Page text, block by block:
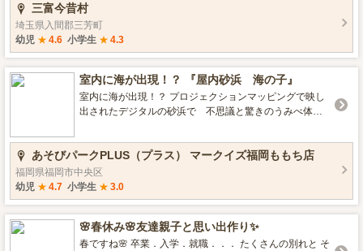
前 9:00～11:25 ②午後 12:30～16:25 ※定員になり次
第、予約受付終了となります。また、別スケジュールに
よる特別運用を行う場合があります。 【注意事項】 ･裸
足や土足は利用できません。レンタルシューズ（無料）
を利用の際は靴下を持ってきてください。 ･すでに利用登
録している人は「クライミングウォール利用者カード」
を持ってきてください。 ･動きやすい服装で利用してくだ
さい。スカートでの利用はできません。 ･ヘルメットを着
い。 http://www.onojo-occm.jp/
てもらうことができます。 自分と自然の様々な接点を覗
く、触れる、動く、想像して学べる体験型の環境教育の
場です。 全部のツリーハウスを探検してみよう！
三富今昔村
埼玉県入間郡三芳町
幼児 ★ 4.6 小学生 ★ 4.3
室内に海が出現！？ 『屋内砂浜 海の子』
室内に海が出現！？ プロジェクションマッピングで映し
出されたデジタルの砂浜で 不思議と驚きのうみべ体
り、捕まえたり。 親子で楽しめます！ クジラやジンベ
イザメにも会えるかも！？
あそびパークPLUS（プラス） マークイズ福岡ももち店
福岡県福岡市中央区
幼児 ★ 4.7 小学生 ★ 3.0
🌸春休み🌸友達親子と思い出作り✨
春ですね🌸 卒業．入学．就職．．． たくさんの別れと そ